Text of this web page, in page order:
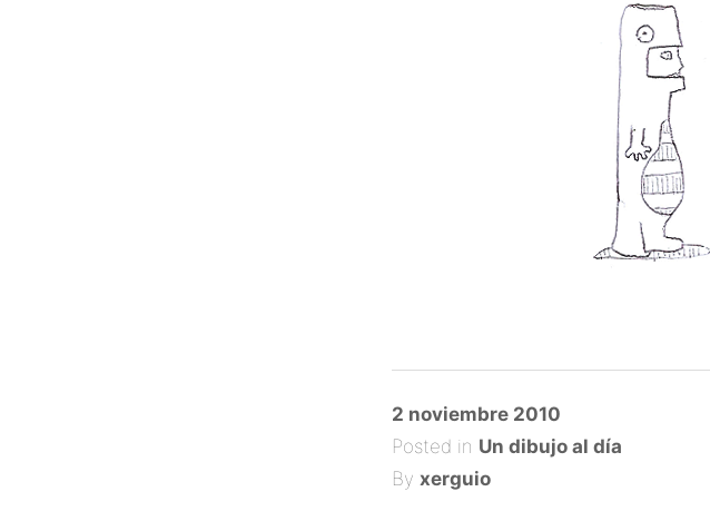
Posted
on
2 noviembre 2010
Posted in Un dibujo al día
By xerguio